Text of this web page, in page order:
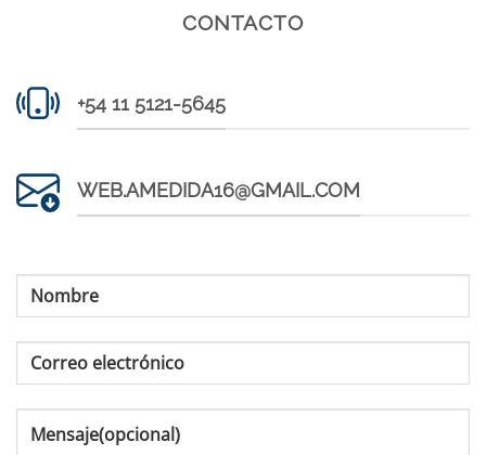
CONTACTO
+54 11 5121-5645
WEB.AMEDIDA16@GMAIL.COM